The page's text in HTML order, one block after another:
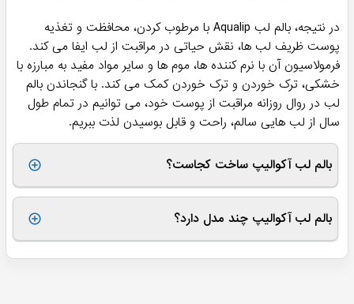
در نتیجه، بالم لب Aqualip با مرطوب کردن، محافظت و تغذیه
پوست ظریف لب ها، نقش حیاتی در مراقبت از لب ایفا می کند.
فرمولاسیون آن با نرم کننده ها، موم ها و سایر مواد مفید به مبارزه با
خشکی، ترک خوردن و ترک خوردن کمک می کند. با گنجاندن بالم
لب در روال روزانه مراقبت از پوست خود، می توانیم در تمام طول
سال از لب هایی سالم، راحت و قابل بوسیدن لذت ببریم.
بالم لب آکوالیپ ساخت کجاست؟
این بالم ساخت کشور ایران است و توسط برند لافارر تولید می
شود. تمامی مدل های آن تولید داخل هستند و به طور قطع به
عنوان یکی از مرغوب ترین بالم های ایرانی شناخته می شوند.
بالم لب آکوالیپ چند مدل دارد؟
تا به الان 3 مدل از این بالم ها به بازار عرضه شده اند. 3 مدل در